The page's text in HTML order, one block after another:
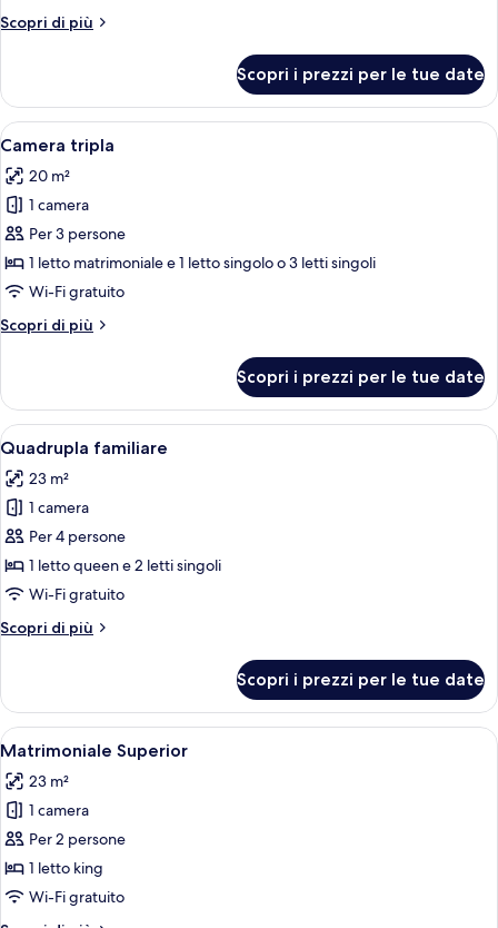
matrimoniale
letti
singoli
Scopri di più
Altri
con
letto
matrimoniale
2
letti
singoli
Scopri i prezzi per le tue date
Apri
tutte
le
foto
per
Camera
tripla
Camera d'albergo con due letti, una
6
Camera tripla
20 m²
1 camera
Per 3 persone
1 letto matrimoniale e 1 letto singolo o 3 letti singoli
Wi-Fi gratuito
Scopri di più
Altri
tripla
Scopri i prezzi per le tue date
Apri
tutte
le
foto
per
Quadrupla
familiare
Una camera d'albergo con due letti
4
Quadrupla familiare
23 m²
1 camera
Per 4 persone
1 letto queen e 2 letti singoli
Wi-Fi gratuito
Scopri di più
Altri
familiare
Scopri i prezzi per le tue date
Apri
tutte
le
foto
per
Matrimoniale
Superior
Una camera d'albergo moderna
13
Matrimoniale Superior
23 m²
1 camera
Per 2 persone
1 letto king
Wi-Fi gratuito